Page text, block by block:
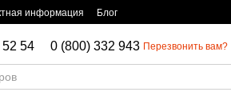
информация Блог
52 54 0 (800) 332 943 Перезвонить вам?